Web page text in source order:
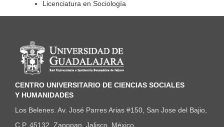
Licenciatura en Sociología
Información del portal
CENTRO UNIVERSITARIO DE CIENCIAS SOCIALES
Y HUMANIDADES
Los Belenes. Av. José Parres Arias #150, San Jose del Bajio,
C.P. 45132. Zapopan, Jalisco, México.